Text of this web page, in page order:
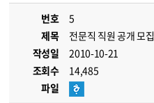
번호
5
제목
전문직 직원 공개 모집
작성일
2010-10-21
조회수
14,485
파일